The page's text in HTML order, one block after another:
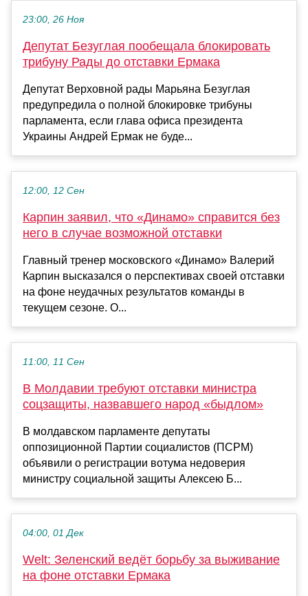
23:00, 26 Ноя
Депутат Безуглая пообещала блокировать
трибуну Рады до отставки Ермака
Депутат Верховной рады Марьяна Безуглая
предупредила о полной блокировке трибуны
парламента, если глава офиса президента
Украины Андрей Ермак не буде...
12:00, 12 Сен
Карпин заявил, что «Динамо» справится без
него в случае возможной отставки
Главный тренер московского «Динамо» Валерий
Карпин высказался о перспективах своей отставки
на фоне неудачных результатов команды в
текущем сезоне. О...
11:00, 11 Сен
В Молдавии требуют отставки министра
соцзащиты, назвавшего народ «быдлом»
В молдавском парламенте депутаты
оппозиционной Партии социалистов (ПСРМ)
объявили о регистрации вотума недоверия
министру социальной защиты Алексею Б...
04:00, 01 Дек
Welt: Зеленский ведёт борьбу за выживание
на фоне отставки Ермака